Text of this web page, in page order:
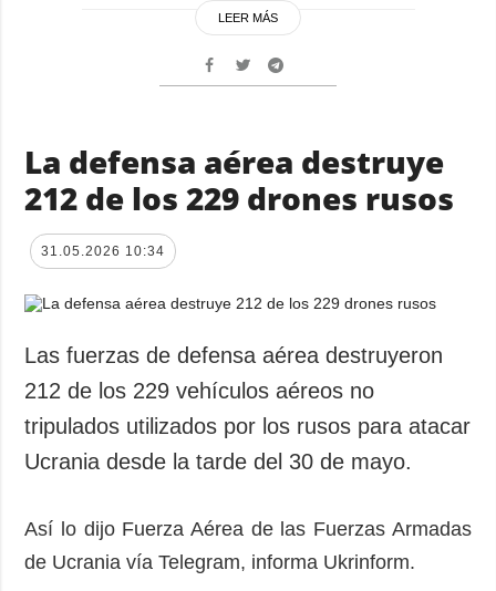
LEER MÁS
La defensa aérea destruye
212 de los 229 drones rusos
31.05.2026 10:34
Las fuerzas de defensa aérea destruyeron
212 de los 229 vehículos aéreos no
tripulados utilizados por los rusos para atacar
Ucrania desde la tarde del 30 de mayo.
Así lo dijo Fuerza Aérea de las Fuerzas Armadas
de Ucrania vía Telegram, informa Ukrinform.